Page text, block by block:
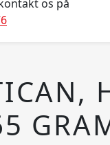
os på